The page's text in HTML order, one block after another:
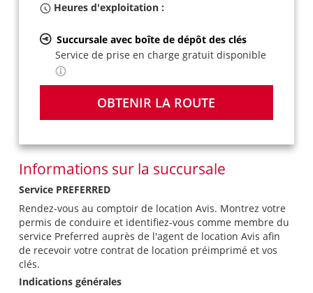
Heures d'exploitation :
Succursale avec boîte de dépôt des clés
Service de prise en charge gratuit disponible
OBTENIR LA ROUTE
Informations sur la succursale
Service PREFERRED
Rendez-vous au comptoir de location Avis. Montrez votre
permis de conduire et identifiez-vous comme membre du
service Preferred auprès de l'agent de location Avis afin
de recevoir votre contrat de location préimprimé et vos
clés.
Indications générales